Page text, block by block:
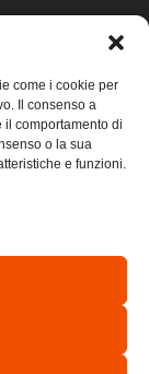
come i cookie per
Il consenso a
comportamento di
o la sua
e funzioni.